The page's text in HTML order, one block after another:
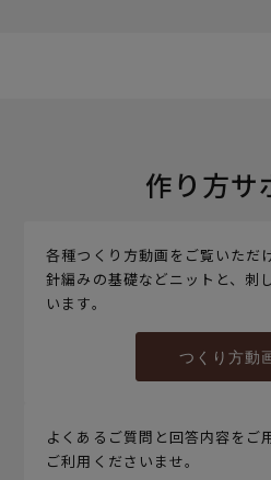
作り方サ
各種つくり方動画をご覧いただ
針編みの基礎などニットと、刺
います。
つくり方動
よくあるご質問と回答内容をご
ご利用くださいませ。